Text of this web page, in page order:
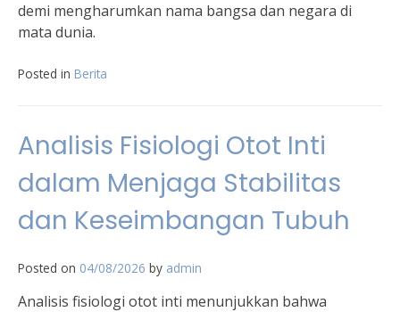
demi mengharumkan nama bangsa dan negara di
mata dunia.
Posted in Berita
Analisis Fisiologi Otot Inti
dalam Menjaga Stabilitas
dan Keseimbangan Tubuh
Posted on 04/08/2026 by admin
Analisis fisiologi otot inti menunjukkan bahwa